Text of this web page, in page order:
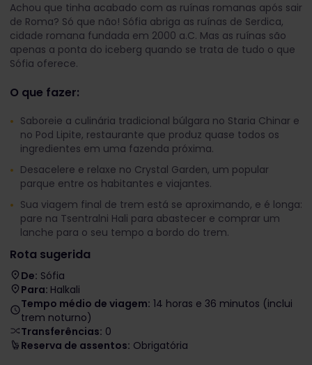
Achou que tinha acabado com as ruínas romanas após sair
de Roma? Só que não! Sófia abriga as ruínas de Serdica,
cidade romana fundada em 2000 a.C. Mas as ruínas são
apenas a ponta do iceberg quando se trata de tudo o que
Sófia oferece.
O que fazer:
Saboreie a culinária tradicional búlgara no Staria Chinar e
no Pod Lipite, restaurante que produz quase todos os
ingredientes em uma fazenda próxima.
Desacelere e relaxe no Crystal Garden, um popular
parque entre os habitantes e viajantes.
Sua viagem final de trem está se aproximando, e é longa:
pare na Tsentralni Hali para abastecer e comprar um
lanche para o seu tempo a bordo do trem.
Rota sugerida
De: Sófia
Para: Halkali
Tempo médio de viagem: 14 horas e 36 minutos (inclui
trem noturno)
Transferências: 0
Reserva de assentos: Obrigatória